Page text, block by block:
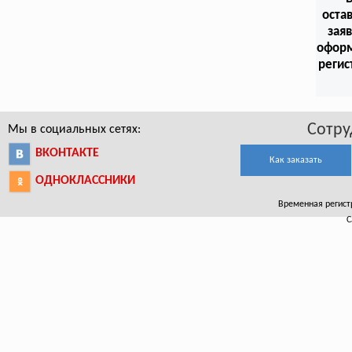
Мы в социальных сетях:
ВКОНТАКТЕ
ОДНОКЛАССНИКИ
Как заказать
Временная